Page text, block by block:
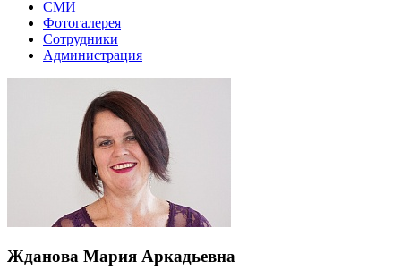
СМИ
Фотогалерея
Сотрудники
Администрация
Жданова Мария Аркадьевна